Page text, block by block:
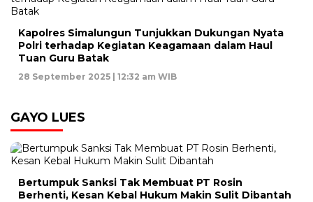
Kapolres Simalungun Tunjukkan Dukungan Nyata
Polri terhadap Kegiatan Keagamaan dalam Haul
Tuan Guru Batak
28 September 2025 | 12:32 am WIB
GAYO LUES
Bertumpuk Sanksi Tak Membuat PT Rosin
Berhenti, Kesan Kebal Hukum Makin Sulit Dibantah